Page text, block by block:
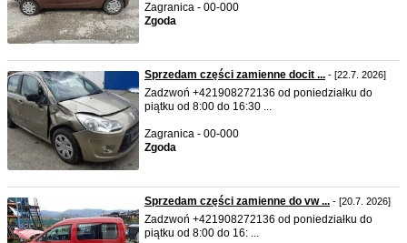
Zagranica - 00-000
Zgoda
Sprzedam części zamienne docit ... - [22.7. 2026]
Zadzwoń +421908272136 od poniedziałku do
piątku od 8:00 do 16:30 ...
Zagranica - 00-000
Zgoda
Sprzedam części zamienne do vw ... - [20.7. 2026]
Zadzwoń +421908272136 od poniedziałku do
piątku od 8:00 do 16: ...